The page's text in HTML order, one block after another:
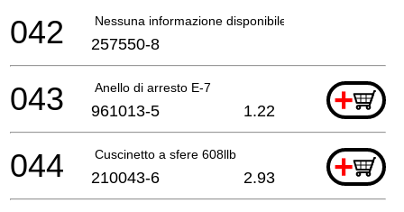
Nessuna informazione disponibile, non ordinabile
042 257550-8
Anello di arresto E-7 +
043 961013-5 1.22
Cuscinetto a sfere 608llb +
044 210043-6 2.93